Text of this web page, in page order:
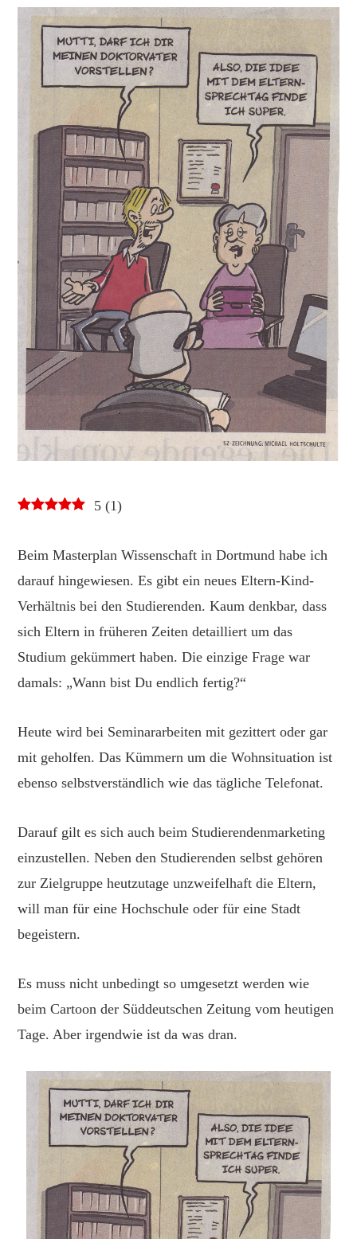
5 (1)
Beim Masterplan Wissenschaft in Dortmund habe ich
darauf hingewiesen. Es gibt ein neues Eltern-Kind-
Verhältnis bei den Studierenden. Kaum denkbar, dass
sich Eltern in früheren Zeiten detailliert um das
Studium gekümmert haben. Die einzige Frage war
damals: „Wann bist Du endlich fertig?“
Heute wird bei Seminararbeiten mit gezittert oder gar
mit geholfen. Das Kümmern um die Wohnsituation ist
ebenso selbstverständlich wie das tägliche Telefonat.
Darauf gilt es sich auch beim Studierendenmarketing
einzustellen. Neben den Studierenden selbst gehören
zur Zielgruppe heutzutage unzweifelhaft die Eltern,
will man für eine Hochschule oder für eine Stadt
begeistern.
Es muss nicht unbedingt so umgesetzt werden wie
beim Cartoon der Süddeutschen Zeitung vom heutigen
Tage. Aber irgendwie ist da was dran.